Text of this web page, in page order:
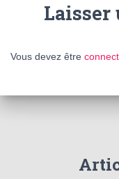
Laisser
Vous devez être